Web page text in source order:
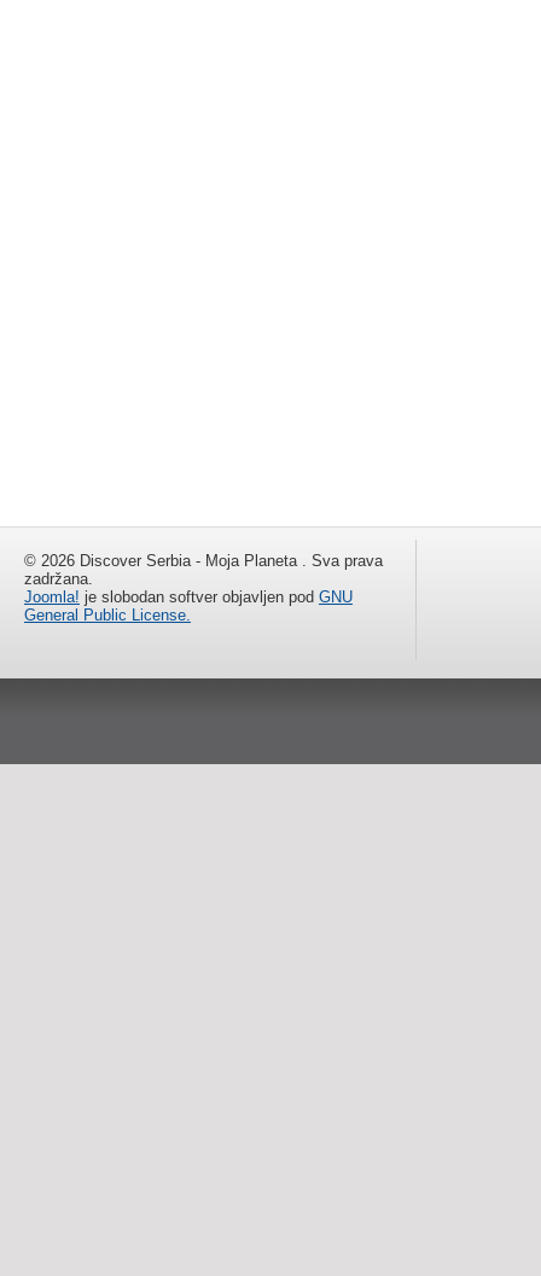
© 2026 Discover Serbia - Moja Planeta . Sva prava
zadržana.
Joomla! je slobodan softver objavljen pod GNU
General Public License.